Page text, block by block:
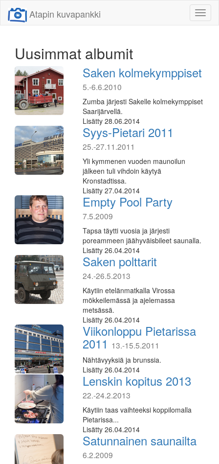
linkit
Atapin kuvapankki
Uusimmat albumit
Saken kolmekymppiset
5.-6.6.2010
Zumba järjesti Sakelle kolmekymppiset
Saarijärvellä.
Lisätty 28.06.2014
Syys-Pietari 2011
25.-27.11.2011
Yli kymmenen vuoden maunoilun
jälkeen tuli vihdoin käytyä
Kronstadtissa.
Lisätty 27.04.2014
Empty Pool Party
7.5.2009
Tapsa täytti vuosia ja järjesti
poreammeen jäähyväisbileet saunalla.
Lisätty 26.04.2014
Saken polttarit
24.-26.5.2013
Käytiin etelänmatkalla Virossa
mökkeilemässä ja ajelemassa
metsässä.
Lisätty 26.04.2014
Viikonloppu Pietarissa
2011 13.-15.5.2011
Nähtävyyksiä ja brunssia.
Lisätty 26.04.2014
Lenskin kopitus 2013
22.-24.2.2013
Käytiin taas vaihteeksi koppilomalla
Pietarissa...
Lisätty 26.04.2014
Satunnainen saunailta
6.2.2009